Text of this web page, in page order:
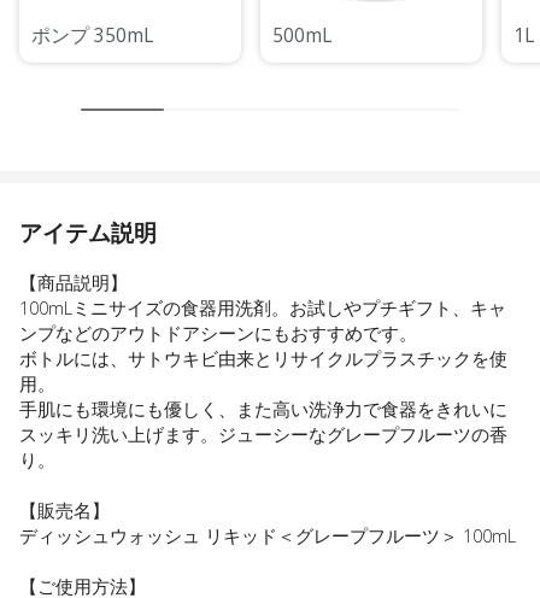
ポンプ 350mL 500mL 1L
アイテム説明
【商品説明】
100mLミニサイズの食器用洗剤。お試しやプチギフト、キャ
ンプなどのアウトドアシーンにもおすすめです。
ボトルには、サトウキビ由来とリサイクルプラスチックを使
用。
手肌にも環境にも優しく、また高い洗浄力で食器をきれいに
スッキリ洗い上げます。ジューシーなグレープフルーツの香
り。
【販売名】
ディッシュウォッシュ リキッド＜グレープフルーツ＞ 100mL
【ご使用方法】